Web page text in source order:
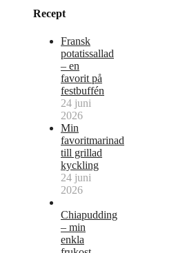
Recept
Fransk
potatissallad
– en
favorit på
festbuffén
24 juni
2026
Min
favoritmarinad
till grillad
kyckling
24 juni
2026
Chiapudding
– min
enkla